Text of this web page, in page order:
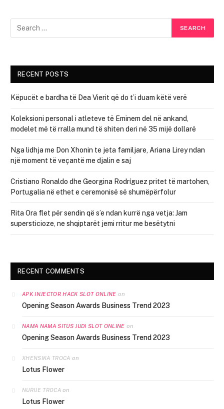
RECENT POSTS
Këpucët e bardha të Dea Vierit që do t’i duam këtë verë
Koleksioni personal i atleteve të Eminem del në ankand,
modelet më të rralla mund të shiten deri në 35 mijë dollarë
Nga lidhja me Don Xhonin te jeta familjare, Ariana Lirey ndan
një moment të veçantë me djalin e saj
Cristiano Ronaldo dhe Georgina Rodríguez pritet të martohen,
Portugalia në ethet e ceremonisë së shumëpërfolur
Rita Ora flet për sendin që s’e ndan kurrë nga vetja: Jam
supersticioze, ne shqiptarët jemi rritur me besëtytni
RECENT COMMENTS
APK INJECTOR HACK SLOT ONLINE on
Opening Season Awards Business Trend 2023
NAMA NAMA SITUS JUDI SLOT ONLINE on
Opening Season Awards Business Trend 2023
XHENSIKA TROCA on
Lotus Flower
NURIJE TROCAon
Lotus Flower